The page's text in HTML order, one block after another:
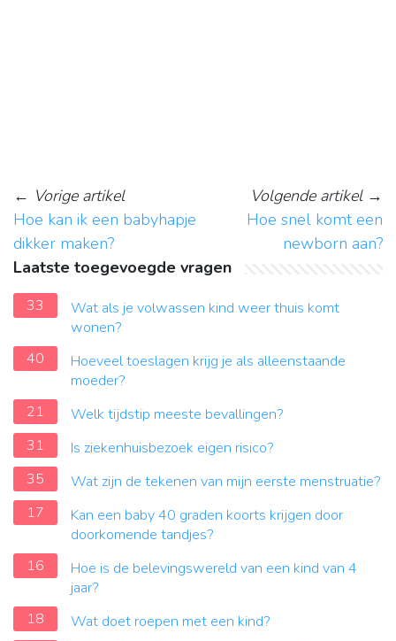
← Vorige artikel
Hoe kan ik een babyhapje
dikker maken?
Volgende artikel→
Hoe snel komt een
newborn aan?
Laatste toegevoegde vragen
33
Wat als je volwassen kind weer thuis komt
wonen?
40
Hoeveel toeslagen krijg je als alleenstaande
moeder?
21
Welk tijdstip meeste bevallingen?
31
Is ziekenhuisbezoek eigen risico?
35
Wat zijn de tekenen van mijn eerste menstruatie?
17
Kan een baby 40 graden koorts krijgen door
doorkomende tandjes?
16
Hoe is de belevingswereld van een kind van 4
jaar?
18
Wat doet roepen met een kind?